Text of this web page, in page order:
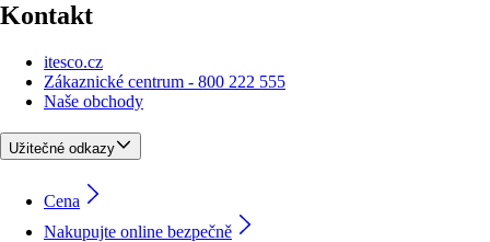
Kontakt
itesco.cz
Zákaznické centrum - 800 222 555
Naše obchody
Užitečné odkazy
Cena
Nakupujte online bezpečně